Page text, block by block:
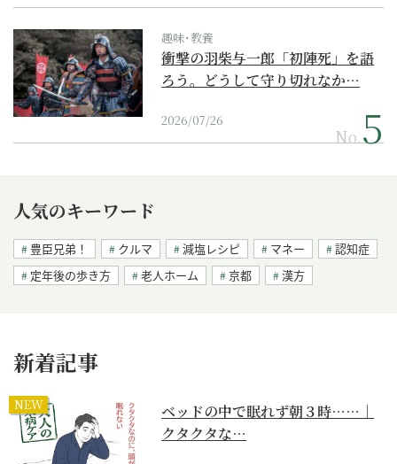
趣味･教養
衝撃の羽柴与一郎「初陣死」を語
ろう。どうして守り切れなか…
2026/07/26
No.
人気のキーワード
豊臣兄弟！ クルマ 減塩レシピ マネー
認知症
定年後の歩き方
老人ホーム 京都 漢方
新着記事
NEW
ベッドの中で眠れず朝３時……｜
クタクタな…